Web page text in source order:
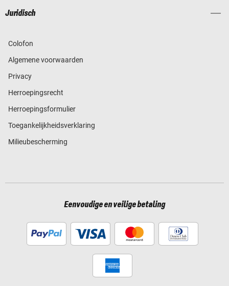
Juridisch
Colofon
Algemene voorwaarden
Privacy
Herroepingsrecht
Herroepingsformulier
Toegankelijkheidsverklaring
Milieubescherming
Eenvoudige en veilige betaling